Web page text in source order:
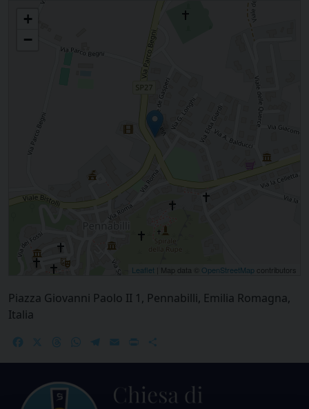
Ufficio per la cooperazione missionaria tra le chiese, l'ecumenismo e il
dialogo interreligioso
+
−
Leaflet | Map data © OpenStreetMap contributors
Piazza Giovanni Paolo II 1, Pennabilli, Emilia Romagna,
Italia
FacebookThreadsWhatsApp
Telegram
EmailPrint